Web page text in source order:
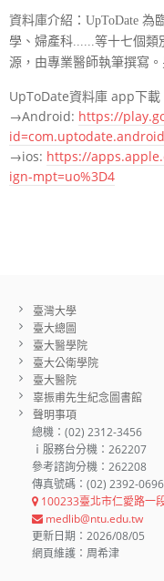
資料庫介紹：UpToDate 為
學、婦產科......等十七個類
源，由專業醫師執筆撰寫
UpToDate資料庫 app下載
→Android: https://
id=com.uptodate.android
→ios: https://
ign-mpt=uo%3D4
臺灣大學
臺大總圖
臺大醫學院
臺大公衛學院
臺大醫院
辜振甫先生紀念圖書館
聲明事項
總機：(02) 2312-3456
ｉ服務台分機：262207
參考諮詢分機：262208
傳真號碼：(02) 2392-0696
100233臺北市仁愛路一
medlib@ntu.edu.tw
更新日期：2026/08/05
網頁維護：周希津